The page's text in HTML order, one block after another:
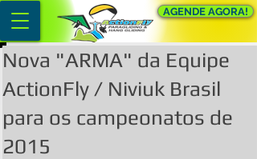
AGENDE AGORA!
Nova "ARMA" da Equipe
ActionFly / Niviuk Brasil
para os campeonatos de
2015